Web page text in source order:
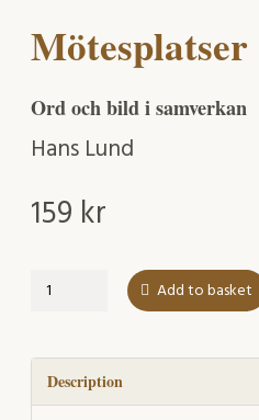
Mötesplatser
Ord och bild i samverkan
Hans Lund
159 kr
Mötesplatser
Add to basket
Description